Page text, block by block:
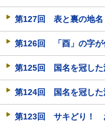
第127回 表と裏の地名
第126回 「酉」の字が
第125回 国名を冠した
第124回 国名を冠した
第123回 サキどり！